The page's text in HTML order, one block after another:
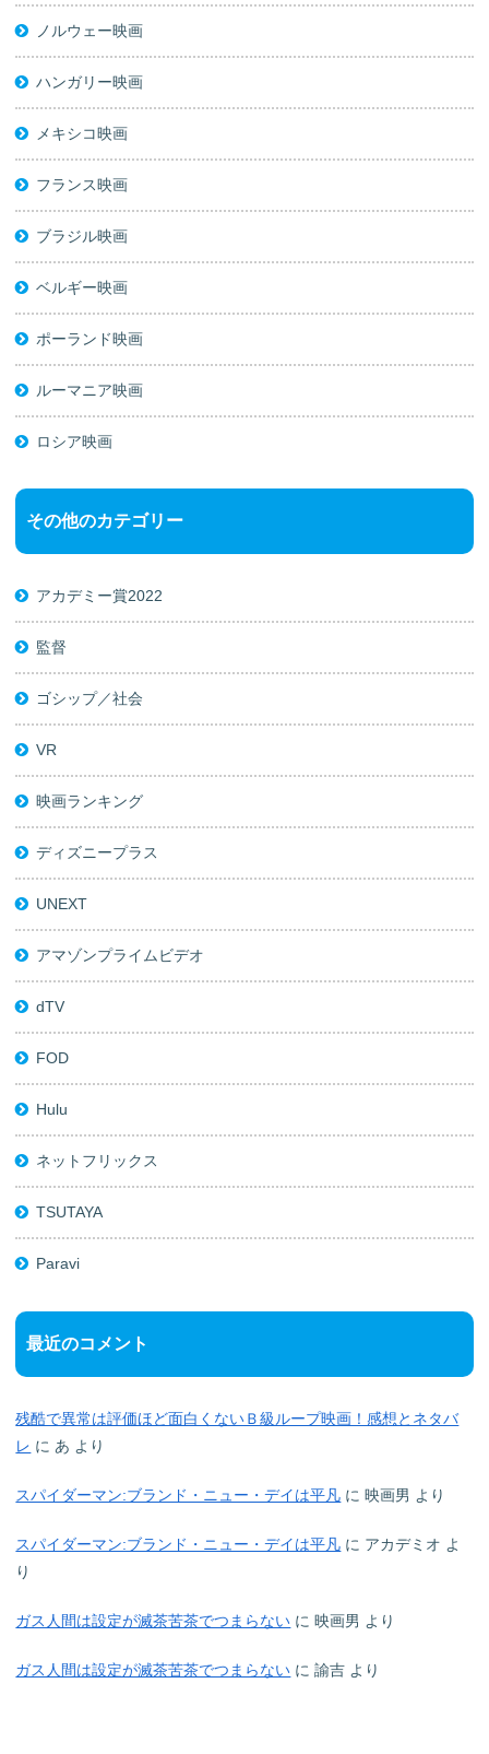
ノルウェー映画
ハンガリー映画
メキシコ映画
フランス映画
ブラジル映画
ベルギー映画
ポーランド映画
ルーマニア映画
ロシア映画
その他のカテゴリー
アカデミー賞2022
監督
ゴシップ／社会
VR
映画ランキング
ディズニープラス
UNEXT
アマゾンプライムビデオ
dTV
FOD
Hulu
ネットフリックス
TSUTAYA
Paravi
最近のコメント
残酷で異常は評価ほど面白くないＢ級ループ映画！感想とネタバ
レ に あ より
スパイダーマン:ブランド・ニュー・デイは平凡 に映画男 より
スパイダーマン:ブランド・ニュー・デイは平凡 に アカデミオ よ
り
ガス人間は設定が滅茶苦茶でつまらない に映画男 より
ガス人間は設定が滅茶苦茶でつまらない に諭吉 より